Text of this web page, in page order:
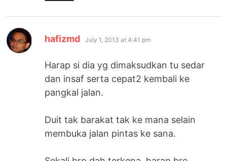
hafizmd says:
July 1, 2013 at 4:41 pm
Harap si dia yg dimaksudkan tu sedar
dan insaf serta cepat2 kembali ke
pangkal jalan.
Duit tak barakat tak ke mana selain
membuka jalan pintas ke sana.